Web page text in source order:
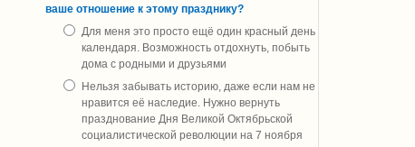
ваше отношение к этому празднику?
Для меня это просто ещё один красный день
календаря. Возможность отдохнуть, побыть
дома с родными и друзьями
Нельзя забывать историю, даже если нам не
нравится её наследие. Нужно вернуть
празднование Дня Великой Октябрьской
социалистической революции на 7 ноября